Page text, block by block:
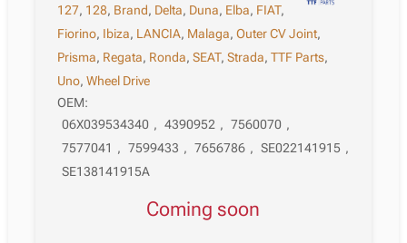
127, 128, Brand, Delta, Duna, Elba, FIAT,
Fiorino, Ibiza, LANCIA, Malaga,Outer CV Joint,
Prisma, Regata, Ronda,SEAT,Strada,TTF Parts,
Uno,Wheel Drive
OEM:
06X039534340 , 4390952 , 7560070 ,
7577041 , 7599433 , 7656786 , SE022141915 ,
SE138141915A
Coming soon